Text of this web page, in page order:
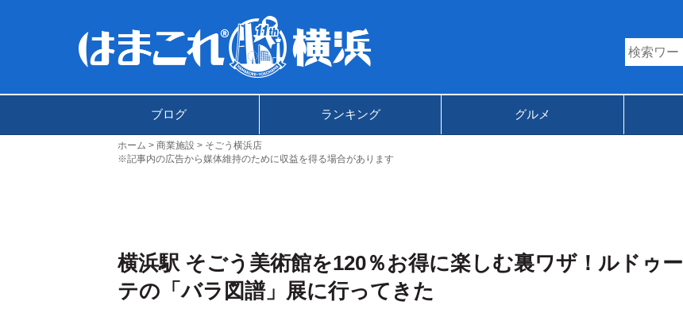
ブログ ランキング グルメ
ホーム 商業施設
そごう横浜店
※記事内の広告から媒体維持のために収益を得る場合があります
横浜駅 そごう美術館を120％お得に楽しむ裏ワザ！ルドゥー
テの「バラ図譜」展に行ってきた